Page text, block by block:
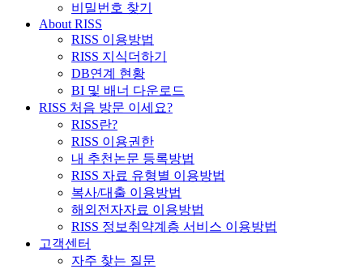
비밀번호 찾기
About RISS
RISS 이용방법
RISS 지식더하기
DB연계 현황
BI 및 배너 다운로드
RISS 처음 방문 이세요?
RISS란?
RISS 이용권한
내 추천논문 등록방법
RISS 자료 유형별 이용방법
복사/대출 이용방법
해외전자자료 이용방법
RISS 정보취약계층 서비스 이용방법
고객센터
자주 찾는 질문